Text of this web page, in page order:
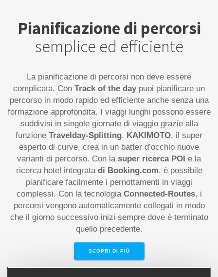
Pianificazione di percorsi
semplice ed efficiente
La pianificazione di percorsi non deve essere
complicata. Con Track of the daypuoi pianificare un
percorso in modo rapido ed efficiente anche senza una
formazione approfondita. I viaggi lunghi possono essere
suddivisi in singole giornate di viaggio grazie alla
funzione Travelday-Splitting. KAKIMOTO, il super
esperto di curve, crea in un batter d’occhio nuove
varianti di percorso. Con la super ricerca POI e la
ricerca hotel integrata di Booking.com, è possibile
pianificare facilmente i pernottamenti in viaggi
complessi. Con la tecnologia Connected-Routes, i
percorsi vengono automaticamente collegati in modo
che il giorno successivo inizi sempre dove è terminato
quello precedente.
SCOPRI DI PIÙ